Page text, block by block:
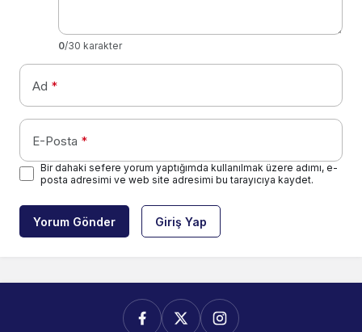
0/30 karakter
Ad *
E-Posta *
Bir dahaki sefere yorum yaptığımda kullanılmak üzere adımı, e-
posta adresimi ve web site adresimi bu tarayıcıya kaydet.
Yorum Gönder Giriş Yap